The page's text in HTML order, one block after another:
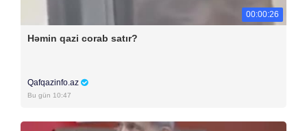
00:00:26
Həmin qazi corab satır?
Qafqazinfo.az
Bu gün 10:47